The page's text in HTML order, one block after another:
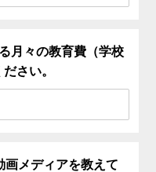
月々の教育費（学校
さい。
画メディアを教えて